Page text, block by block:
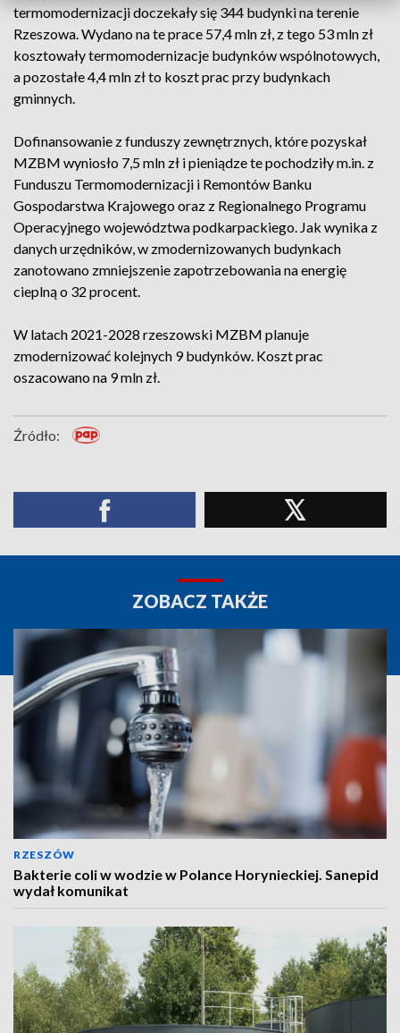
termomodernizacji doczekały się 344 budynki na terenie
Rzeszowa. Wydano na te prace 57,4 mln zł, z tego 53 mln zł
kosztowały termomodernizacje budynków wspólnotowych,
a pozostałe 4,4 mln zł to koszt prac przy budynkach
gminnych.
Dofinansowanie z funduszy zewnętrznych, które pozyskał
MZBM wyniosło 7,5 mln zł i pieniądze te pochodziły m.in. z
Funduszu Termomodernizacji i Remontów Banku
Gospodarstwa Krajowego oraz z Regionalnego Programu
Operacyjnego województwa podkarpackiego. Jak wynika z
danych urzędników, w zmodernizowanych budynkach
zanotowano zmniejszenie zapotrzebowania na energię
cieplną o 32 procent.
W latach 2021-2028 rzeszowski MZBM planuje
zmodernizować kolejnych 9 budynków. Koszt prac
oszacowano na 9 mln zł.
Źródło:
ZOBACZ TAKŻE
RZESZÓW
Bakterie coli w wodzie w Polance Horynieckiej. Sanepid
wydał komunikat